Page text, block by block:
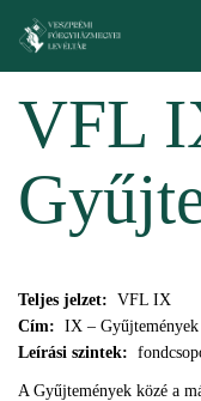
VFL
Teljes jelzet: VFL IX
Cím: IX – Gyűjtemények
Leírási szintek:
A Gyűjtemények közé a